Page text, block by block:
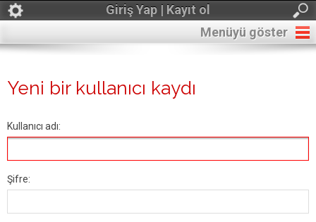
Giriş Yap | Kayıt ol
Menüyü göster
Yeni bir kullanıcı kaydı
Kullanıcı adı:
Şifre: